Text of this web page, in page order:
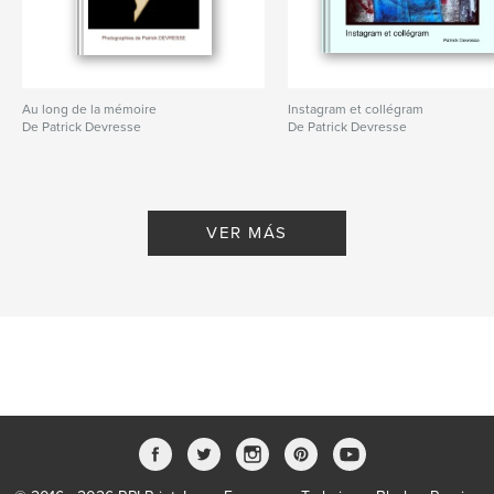
Au long de la mémoire
De Patrick Devresse
Instagram et collégram
De Patrick Devresse
VER MÁS